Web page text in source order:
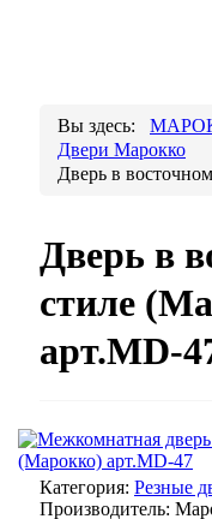
Вы здесь:
Двери Марокко
Дверь в
Дверь в
стиле
арт.MD-
Категория: Резные
Производитель: